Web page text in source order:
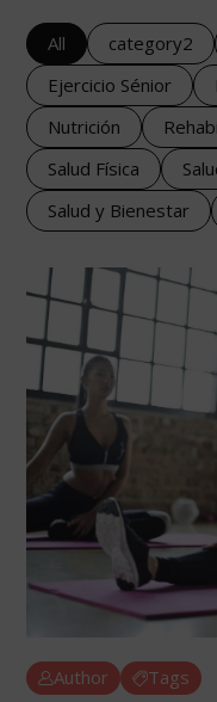
All category2
Ejercicio Sénior
Nutrición
Salud Física
Salud y Bienestar
Author Tags